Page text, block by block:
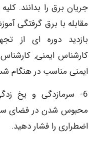
جریان برق را بدانند.
مقابله با برق گرفتگی
بازدید دوره ای از
کارشناس ایمنی,
ایمنی مناسب در هنگام
محبوس شدن در فضای
اضطراری را فشار دهید.